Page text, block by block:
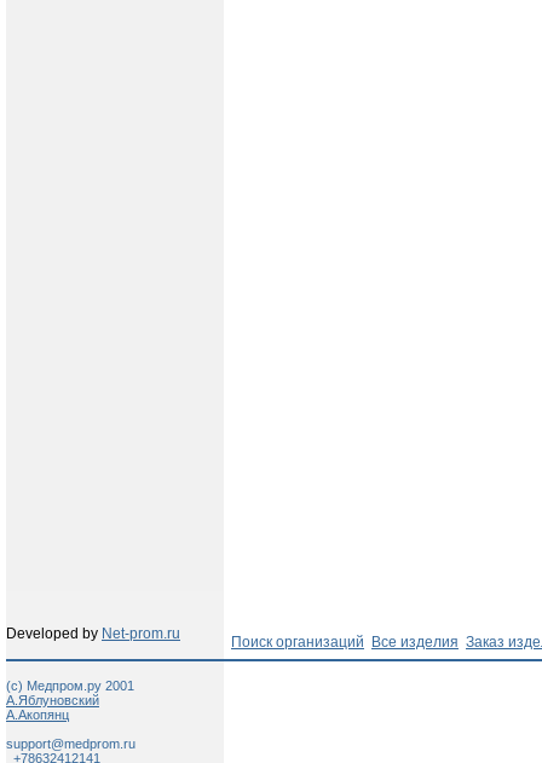
Developed by Net-prom.ru Поиск организаций Все изделия Заказ
(c) Медпром.ру 2001
А.Яблуновский
А.Акопянц
support@medprom.ru
+78632412141